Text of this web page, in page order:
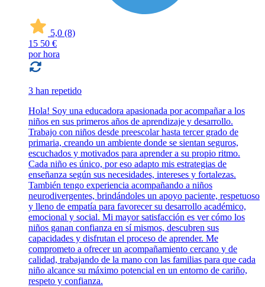
5,0 (8)
15 50 €
por hora
3 han repetido
Hola! Soy una educadora apasionada por acompañar a los
niños en sus primeros años de aprendizaje y desarrollo.
Trabajo con niños desde preescolar hasta tercer grado de
primaria, creando un ambiente donde se sientan seguros,
escuchados y motivados para aprender a su propio ritmo.
Cada niño es único, por eso adapto mis estrategias de
enseñanza según sus necesidades, intereses y fortalezas.
También tengo experiencia acompañando a niños
neurodivergentes, brindándoles un apoyo paciente, respetuoso
y lleno de empatía para favorecer su desarrollo académico,
emocional y social. Mi mayor satisfacción es ver cómo los
niños ganan confianza en sí mismos, descubren sus
capacidades y disfrutan el proceso de aprender. Me
comprometo a ofrecer un acompañamiento cercano y de
calidad, trabajando de la mano con las familias para que cada
niño alcance su máximo potencial en un entorno de cariño,
respeto y confianza.